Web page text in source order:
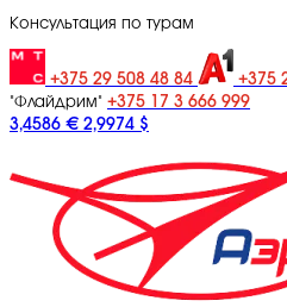
Консультация по турам
+375 29 508 48 84 +375
"Флайдрим" +375 17 3 666 999
3,4586 € 2,9974 $